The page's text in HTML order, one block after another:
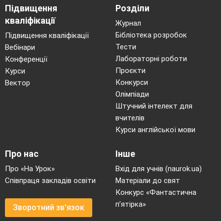
Китай
Китай – одна з найстародавніших держав на
земній кулі.
Китай – держава в Центральній та Східній Азії,
на сході омивається водами Жовтого, Східно –
Китайського і Південно – Китайського морів
Тихого океану. ЇЇ площа – 9,6 мільйона
квадратних кілометрів. Населення – близько
Столиця – Пекін.
Китайський народ у давні часи збагатив
льтуру і науку багатьма видатними
- Китай – батьківщина
компаса
(ІІІст. до н.е.), за допомогою якого
ми можемо орієнтуватись на місцевості.
- паперу
(105 р. н.е.). Китайці навіть перші
Підвищення
кваліфікації
Підвищення кваліфікації
Вебінари
Конференції
Курси
Вектор
Розділи
Журнал
Бібліотека розробок
Тести
Лабораторні роботи
Проєкти
Конкурси
Олімпіади
Штучний інтелект для
вчителів
Курси англійської мови
Про нас
Про «На Урок»
Співпраця закладів освіти
Зворотний зв'язок
Інше
Вхід для учнів (naurok.ua)
Матеріали до свят
Конкурс «Фантастична
п’ятірка»